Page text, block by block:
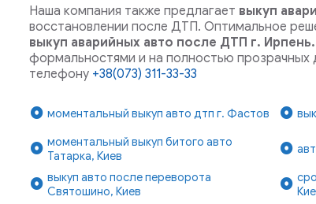
Наша компания также предлагает выкуп
восстановлении после ДТП. Оптимальное
выкуп аварийных авто после ДТП г. Ирпень.
формальностями и на полностью прозрачных
телефону +38(073) 311-33-33
моментальный выкуп авто дтп г. Фастов
моментальный выкуп битого авто
Татарка, Киев
выкуп авто после переворота
Святошино, Киев